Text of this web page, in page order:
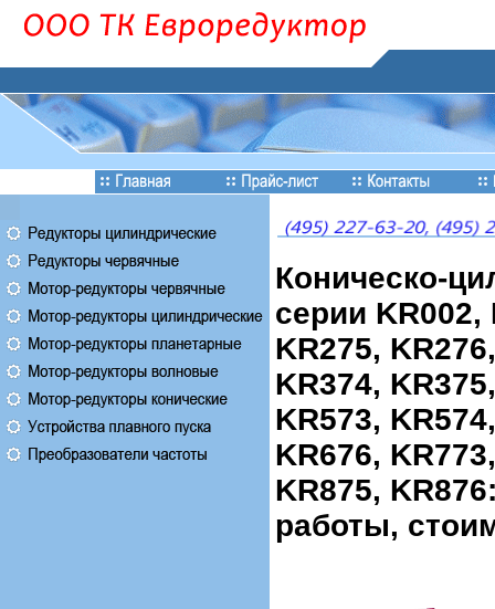
Коническо-
серии KR002,
KR275,
KR374,
KR573,
KR676,
KR875,
работы,